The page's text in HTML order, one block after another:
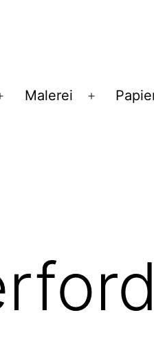
Menü
Malerei
Menü